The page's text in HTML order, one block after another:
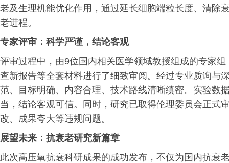
老及生理机能优化作用，通过延长细胞端粒长度、清除
老进程。
专家评审：科学严谨，结论客观
评审过程中，由9位国内相关医学领域教授组成的专家
查新报告等全套材料进行了细致审阅。经过专业质询与
范、目标明确、内容合理、技术路线清晰缜密。实验数
当，结论客观可信。同时，研究已取得伦理委员会正式
改、成果夸大等违规问题。
展望未来：抗衰老研究新篇章
此次高压氧抗衰科研成果的成功发布，不仅为国内抗衰